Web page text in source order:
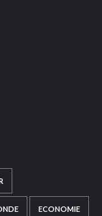
ECONOMIE